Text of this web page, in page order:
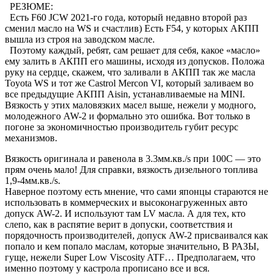
РЕЗЮМЕ:
Есть F60 JCW 2021-го года, который недавно второй раз
сменил масло на WS и счастлив) Есть F54, у которых АКПП
вышла из строя на заводском масле.
Поэтому каждый, ребят, сам решает для себя, какое «масло»
ему залить в АКПП его машины, исходя из допусков. Положа
руку на сердце, скажем, что заливали в АКПП так же масла
Toyota WS и тот же Castrol Mercon VI, который заливаем во
все предыдущие АКПП Aisin, устанавливаемые на MINI.
Вязкость у этих маловязких масел выше, нежели у модного,
молодежного AW-2 и формально это ошибка. Вот только в
погоне за экономичностью производитель губит ресурс
механизмов.
Вязкость оригинала и равенола в 3.3мм.кв./s при 100С — это
прям очень мало! Для справки, вязкость дизельного топлива
1,9-4мм.кв./s.
Наверное поэтому есть мнение, что сами японцы стараются не
использовать в коммерческих и высоконагруженных авто
допуск AW-2. И используют там LV масла. А для тех, кто
слепо, как в распятие верит в допуски, соответствия и
порядочность производителей, допуск AW-2 присваивался как
попало и кем попало маслам, которые значительно, В РАЗЫ,
гуще, нежели Super Low Viscosity ATF… Предполагаем, что
именно поэтому у кастрола прописано все и вся.